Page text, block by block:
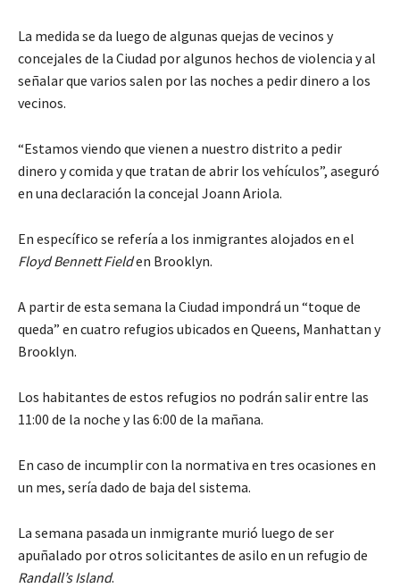
La medida se da luego de algunas quejas de vecinos y
concejales de la Ciudad por algunos hechos de violencia y al
señalar que varios salen por las noches a pedir dinero a los
vecinos.
“Estamos viendo que vienen a nuestro distrito a pedir
dinero y comida y que tratan de abrir los vehículos”, aseguró
en una declaración la concejal Joann Ariola.
En específico se refería a los inmigrantes alojados en el
Floyd Bennett Fielden Brooklyn.
A partir de esta semana la Ciudad impondrá un “toque de
queda” en cuatro refugios ubicados en Queens, Manhattan y
Brooklyn.
Los habitantes de estos refugios no podrán salir entre las
11:00 de la noche y las 6:00 de la mañana.
En caso de incumplir con la normativa en tres ocasiones en
un mes, sería dado de baja del sistema.
La semana pasada un inmigrante murió luego de ser
apuñalado por otros solicitantes de asilo en un refugio de
Randall’s Island.